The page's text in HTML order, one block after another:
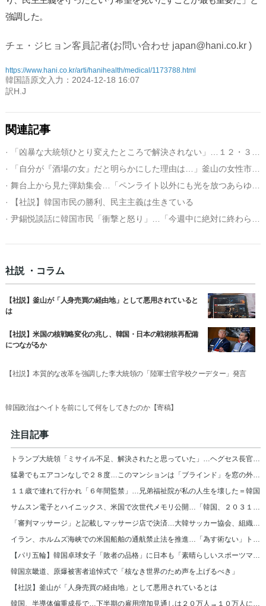
強調した。
チェ・ジヒョン客員記者(お問い合わせ japan@hani.co.kr )
https://www.hani.co.kr/arti/hanihealth/medical/1173788.html
韓国語原文入力：2024-12-18 16:07
訳H.J
関連記事
· 「自分が『酒場の女』だと明らかにした理由は…」釜山の女性市民インタビュー
· 【社説】韓国市民の勝利、民主主義は生きている
社説 ・コラム
【社説】釜山が「人身売買の経由地」として悪用されていると
は
【社説】米国の核戦略変化の兆し、韓国・日本の戦術核再配備
につながるか
【社説】本質的な改革を強調した李大統領の「陸軍士官学校クーデター」発言
韓国政治はヘイトを前にして何をしてきたのか【寄稿】
注目記事
トランプ大統領「ミサイル不足、解決されたと思っていた」…ヘグセス長官を厳しく叱責
猛暑でもエアコンなしで２８度…このマンションは「ブラインド」を窓の外に設置＝韓国
１１歳で連れて行かれ「６年間監禁」…兄弟福祉院が私の人生を壊した＝韓国
サムスン電子とハイニックス、米国で次世代メモリ公開…「韓国、２０３１年まで首位」
「審判マッサージ」と記載しマッサージ店で決済…大韓サッカー協会、組織的に審判接待
イラン、ホルムズ海峡での米国船舶の通航禁止法を推進…「為す術ない」トランプ大統領
【パリ五輪】韓国卓球女子「敗者の品格」に日本も「素晴らしいスポーツマンシップ」
韓国京畿道、原爆被害者追悼式で「核なき世界のため声を上げるべき」
【社説】釜山が「人身売買の経由地」として悪用されているとは
韓国、半導体偏重成長で…下半期の雇用増加見通しは２０万人→１０万人に半減